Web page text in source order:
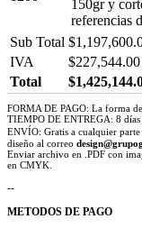
150gr y
referencias
Sub Total
IVA
$227,544.00
Total
FORMA DE PAGO: La forma
TIEMPO DE ENTREGA: 8 días
ENVÍO: Gratis a cualquier parte
diseño al correo
Enviar archivo en .PDF con
en CMYK.
--
METODOS DE PAGO